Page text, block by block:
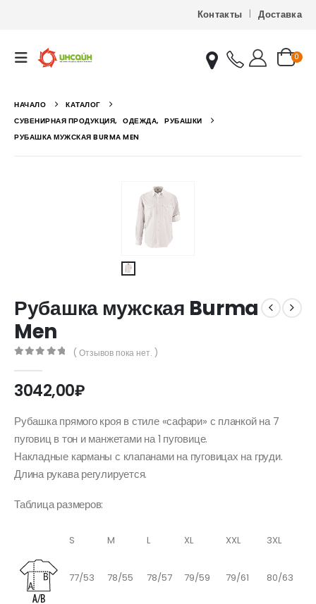
Контакты Доставка
0
НАЧАЛО
КАТАЛОГ
СУВЕНИРНАЯ ПРОДУКЦИЯ, ОДЕЖДА, РУБАШКИ
РУБАШКА МУЖСКАЯ BURMA MEN
Рубашка мужская Burma
Men
( Отзывов пока нет. )
3042,00₽
Рубашка прямого кроя в стиле «сафари» с планкой на 7
пуговиц в тон и манжетами на 1 пуговице.
Накладные карманы с клапанами на пуговицах на груди.
Длина рукава регулируется.
Таблица размеров:
S M L XL XXL 3XL
77/53 78/55 78/57 79/59 79/61 80/63